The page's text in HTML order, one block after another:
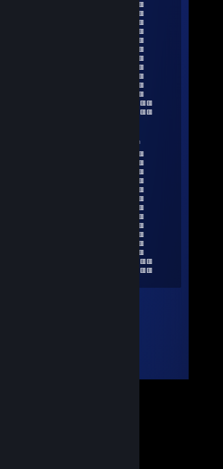
🟥🟥🟥🟥🟥🟥🟥🟥🟥🟥🟥🟥🟥🟥🟥
🟥🟥🟦🟦🟦🟦🟦🟦🟦🟦🟦🟦🟦🟥🟥
🟥🟥🟦🟦🟦🟦🟦🟦🟦🟦🟦🟦🟦🟥🟥
🟥🟥🟦🟦🟦🟦🟦🟦🟦🟦🟦🟦🟦🟥🟥
🟥🟥🟦🟦🟦🟦🟦🟦🟦🟦🟦🟦🟦🟥🟥
🟥🟥🟥🟥🟥🟥🟥🟥🟥🟥🟥🟥🟥🟥🟥
🟥🟥🟥🟥🟥🟥🟥🟥🟥🟥🟥🟥🟥🟥🟥
🟥🟥🟥🟥🟥🟥🟥🟥🟥🟥🟥🟥🟥🟥🟥
🟥🟥🟥🟥🟥🟥🟥🟥🟥🟥🟥🟥🟥🟥🟥
🟥🟥🟥🟥🟥🟥🟥🟥🟥🟥🟥🟥🟥🟥🟥
🟥🟥🟥🟥🟥🟥🟥🟥🟥🟥🟥🟥🟥🟥🟥
🟥🟥🟥🟥🟥🟥 ‎ ‎ ‎ ‎ ‎ ‎ ‎ ‎ ‎ ‎ ‎ ‎ ‎‎ ‎🟥🟥🟥🟥🟥🟥
🟥🟥🟥🟥🟥🟥 ‎ ‎ ‎ ‎ ‎ ‎ ‎ ‎ ‎ ‎ ‎ ‎ ‎ 🟥🟥🟥🟥🟥🟥
May 14, 2023 @ 1:08am
🟥🟥🟥🟥🟥🟥🟥🟥🟥🟥🟥🟥🟥🟥🟥
🟥🟥🟥🟥🟥🟥🟥🟥🟥🟥🟥🟥🟥🟥🟥
🟥🟥🟦🟦🟦🟦🟦🟦🟦🟦🟦🟦🟦🟥🟥
🟥🟥🟦🟦🟦🟦🟦🟦🟦🟦🟦🟦🟦🟥🟥
🟥🟥🟦🟦🟦🟦🟦🟦🟦🟦🟦🟦🟦🟥🟥
🟥🟥🟦🟦🟦🟦🟦🟦🟦🟦🟦🟦🟦🟥🟥
🟥🟥🟥🟥🟥🟥🟥🟥🟥🟥🟥🟥🟥🟥🟥
🟥🟥🟥🟥🟥🟥🟥🟥🟥🟥🟥🟥🟥🟥🟥
🟥🟥🟥🟥🟥🟥🟥🟥🟥🟥🟥🟥🟥🟥🟥
🟥🟥🟥🟥🟥🟥🟥🟥🟥🟥🟥🟥🟥🟥🟥
🟥🟥🟥🟥🟥🟥🟥🟥🟥🟥🟥🟥🟥🟥🟥
🟥🟥🟥🟥🟥🟥🟥🟥🟥🟥🟥🟥🟥🟥🟥
🟥🟥🟥🟥🟥🟥 ‎ ‎ ‎ ‎ ‎ ‎ ‎ ‎ ‎ ‎ ‎ ‎ ‎‎ ‎🟥🟥🟥🟥🟥🟥
🟥🟥🟥🟥🟥🟥 ‎ ‎ ‎ ‎ ‎ ‎ ‎ ‎ ‎ ‎ ‎ ‎ ‎ 🟥🟥🟥🟥🟥🟥